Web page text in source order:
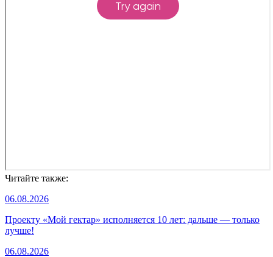
Читайте также:
06.08.2026
Проекту «Мой гектар» исполняется 10 лет: дальше — только
лучше!
06.08.2026